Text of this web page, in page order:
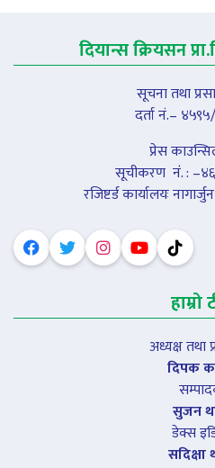
दियान्स क्रियसन
सूचना तथा
दर्ता नं.–
प्रेस
सूचीकरण नंं. :
रजिष्टर्ड कार्यालयः
हाम्रो
अध्यक्ष तथा
दिपक
सुजन
डेक्स
सदिक्षा